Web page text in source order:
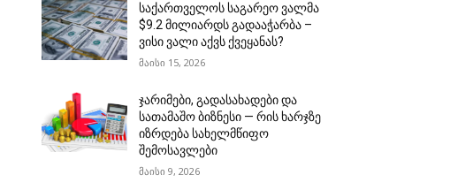
საქართველოს საგარეო ვალმა
$9.2 მილიარდს გადააჭარბა –
ვისი ვალი აქვს ქვეყანას?
მაისი 15, 2026
ჯარიმები, გადასახადები და
სათამაშო ბიზნესი — რის ხარჯზე
იზრდება სახელმწიფო
შემოსავლები
მაისი 9, 2026